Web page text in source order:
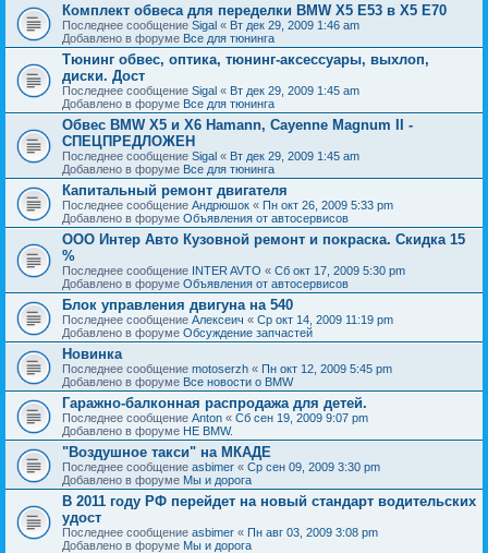
Комплект обвеса для переделки BMW X5 E53 в X5 E70
Последнее сообщение Sigal « Вт дек 29, 2009 1:46 am
Добавлено в форуме Все для тюнинга
Тюнинг обвес, оптика, тюнинг-аксессуары, выхлоп,
диски. Дост
Последнее сообщение Sigal « Вт дек 29, 2009 1:45 am
Добавлено в форуме Все для тюнинга
Обвес BMW X5 и X6 Hamann, Cayenne Magnum II -
СПЕЦПРЕДЛОЖЕН
Последнее сообщение Sigal « Вт дек 29, 2009 1:45 am
Добавлено в форуме Все для тюнинга
Капитальный ремонт двигателя
Последнее сообщение Андрюшок « Пн окт 26, 2009 5:33 pm
Добавлено в форуме Объявления от автосервисов
ООО Интер Авто Кузовной ремонт и покраска. Скидка 15
%
Последнее сообщение INTER AVTO « Сб окт 17, 2009 5:30 pm
Добавлено в форуме Объявления от автосервисов
Блок управления двигуна на 540
Последнее сообщение Алексеич « Ср окт 14, 2009 11:19 pm
Добавлено в форуме Обсуждение запчастей
Новинка
Последнее сообщение motoserzh « Пн окт 12, 2009 5:45 pm
Добавлено в форуме Все новости о BMW
Гаражно-балконная распродажа для детей.
Последнее сообщение Anton « Сб сен 19, 2009 9:07 pm
Добавлено в форуме НЕ BMW.
"Воздушное такси" на МКАДЕ
Последнее сообщение asbimer « Ср сен 09, 2009 3:30 pm
Добавлено в форуме Мы и дорога
В 2011 году РФ перейдет на новый стандарт водительских
удост
Последнее сообщение asbimer « Пн авг 03, 2009 3:08 pm
Добавлено в форуме Мы и дорога